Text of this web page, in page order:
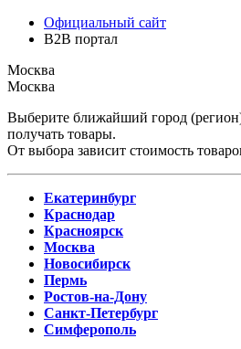
Официальный сайт
B2B портал
Москва
Москва
Выберите ближайший город
получать товары.
От выбора зависит стоимость
Екатеринбург
Краснодар
Красноярск
Москва
Новосибирск
Пермь
Ростов-на-Дону
Санкт-Петербург
Симферополь